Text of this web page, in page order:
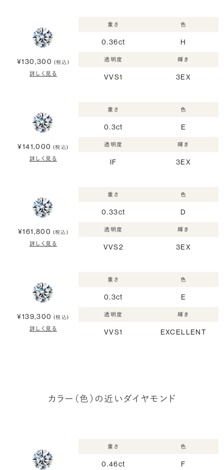
¥130,300 (税込)
詳しく見る
重さ
0.36ct
色
H
透明度
VVS1
輝き
3EX
¥141,000 (税込)
詳しく見る
重さ
0.3ct
色
E
透明度
IF
輝き
3EX
¥161,800 (税込)
詳しく見る
重さ
0.33ct
色
D
透明度
VVS2
輝き
3EX
¥139,300 (税込)
詳しく見る
重さ
0.3ct
色
E
透明度
VVS1
輝き
EXCELLENT
カラー（色）の近いダイヤモンド
重さ
0.46ct
色
F